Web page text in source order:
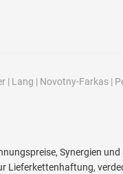
| Lang | Novotny-Farkas|
Synergien
Lieferkettenhaftung,